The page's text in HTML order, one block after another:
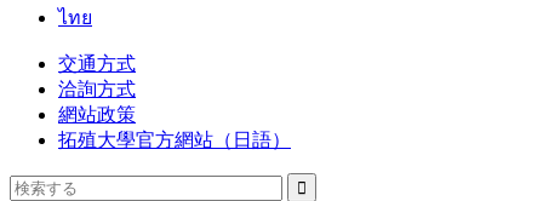
ไทย
交通方式
洽詢方式
網站政策
拓殖大學官方網站（日語）